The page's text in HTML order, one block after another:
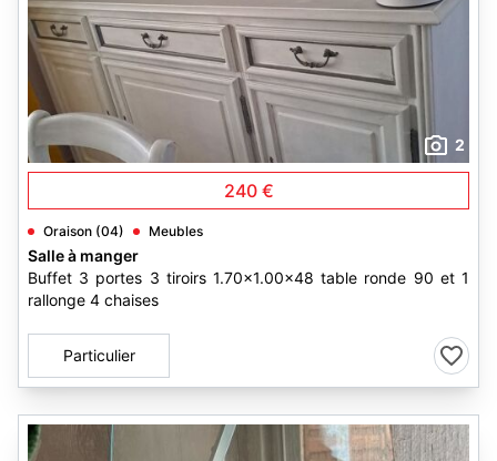
2
240 €
Oraison (04) Meubles
Salle à manger
Buffet 3 portes 3 tiroirs 1.70x1.00x48 table ronde 90 et 1
rallonge 4 chaises
Particulier